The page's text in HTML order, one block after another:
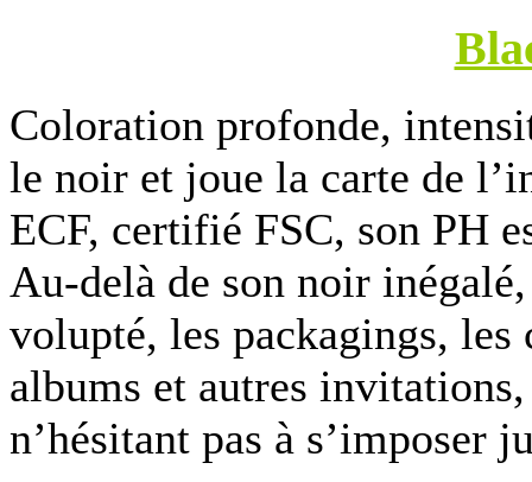
Coloration profonde,
le noir et joue la carte de
ECF, certifié FSC, son PH
Au-delà de son noir
volupté, les packagings, les
albums et autres
n’hésitant pas à s’imposer